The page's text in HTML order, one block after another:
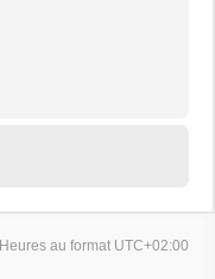
Heures au format UTC+02:00